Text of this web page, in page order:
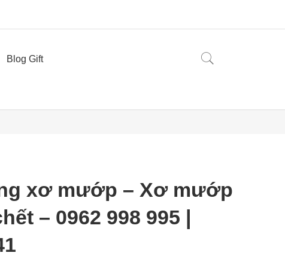
Blog Gift
xơ mướp – Xơ mướp
– 0962 998 995 |